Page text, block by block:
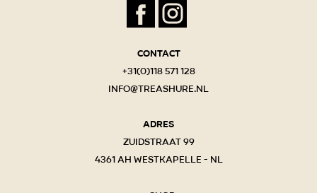
Contact
+31(0)118 571 128
info@treashure.nl
Adres
Zuidstraat 99
4361 AH Westkapelle - NL